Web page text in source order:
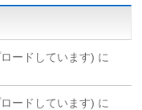
ードしています) に
ードしています) に